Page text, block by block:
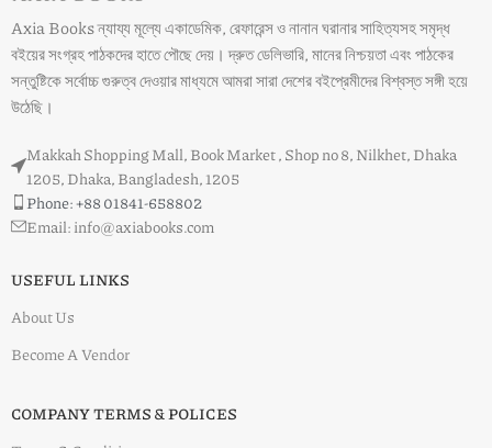
Axia Books ন্যায্য মূল্যে একাডেমিক, রেফারেন্স ও নানান ঘরানার সাহিত্যসহ সমৃদ্ধ
বইয়ের সংগ্রহ পাঠকদের হাতে পৌছে দেয়। দ্রুত ডেলিভারি, মানের নিশ্চয়তা এবং পাঠকের
সন্তুষ্টিকে সর্বোচ্চ গুরুত্ব দেওয়ার মাধ্যমে আমরা সারা দেশের বইপ্রেমীদের বিশ্বস্ত সঙ্গী হয়ে
উঠেছি।
Makkah Shopping Mall, Book Market , Shop no 8, Nilkhet, Dhaka
1205, Dhaka, Bangladesh, 1205
Phone: +88 01841-658802
Email: info@axiabooks.com
USEFUL LINKS
About Us
Become A Vendor
COMPANY TERMS & POLICES